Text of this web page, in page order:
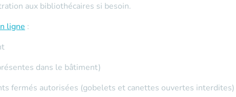
aux bibliothécaires si besoin.
ligne :
dans le bâtiment)
fermés autorisées (gobelets et canettes ouvertes interdites)